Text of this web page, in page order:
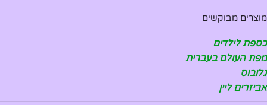
מוצרים מבוקשים
כספת לילדים
מפת העולם בעברית
גלובוס
אביזרים ליין